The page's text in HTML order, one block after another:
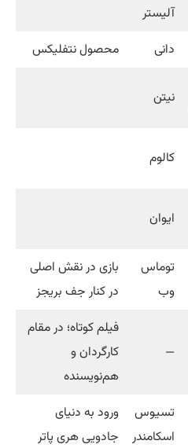
آلیستر
دانی محصول نتفلیکس
نیتن
کالوم
ایوان
توماس
وب
بازی در نقش اصلی
در کنار جف بریجز
—
فیلم کوتاه؛ در مقام
کارگردان و
هم‌نویسنده
تسیوس
اسکامندر
ورود به دنیای
جادویی هری پاتر